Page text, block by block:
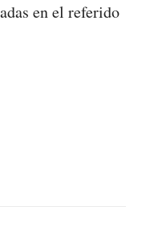
en el referido